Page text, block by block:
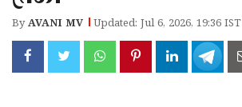
ByAVANI MV Updated: Jul 6, 2026, 19:36 IST